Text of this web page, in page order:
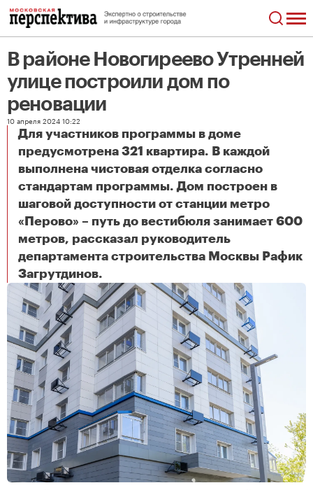
В районе Новогиреево Утренней
улице построили дом по
реновации
10 апреля 2024 10:22
Для участников программы в доме
предусмотрена 321 квартира. В каждой
выполнена чистовая отделка согласно
стандартам программы. Дом построен в
шаговой доступности от станции метро
«Перово» – путь до вестибюля занимает 600
метров, рассказал руководитель
департамента строительства Москвы Рафик
Загрутдинов.